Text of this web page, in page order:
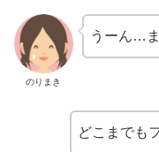
のりまき
うーん…
どこまでも